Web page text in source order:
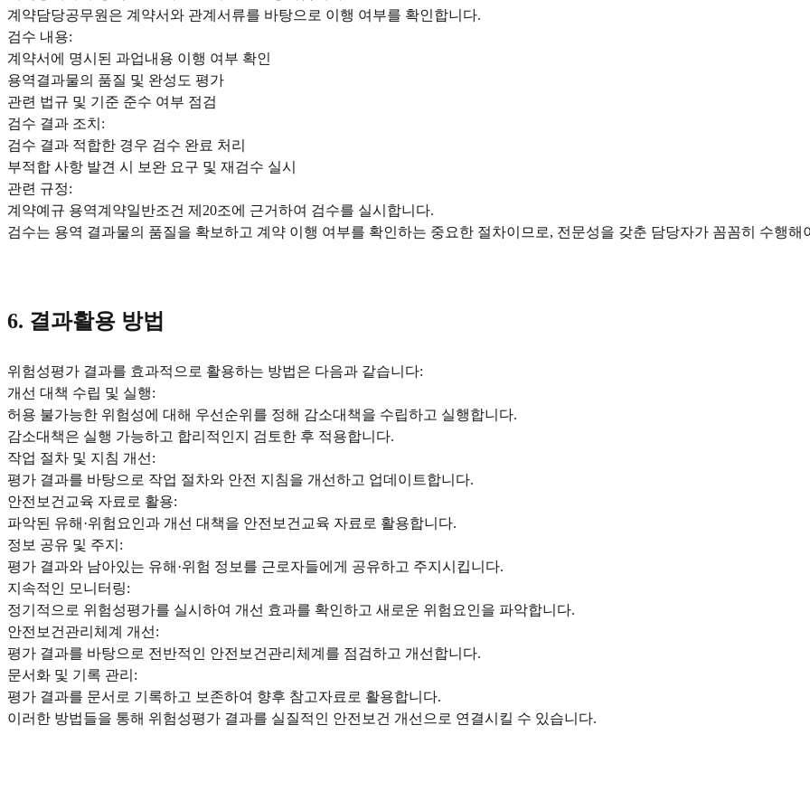
계약담당공무원은 계약서와 관계서류를 바탕으로 이행 여부를 확인합니다.
검수 내용:
계약서에 명시된 과업내용 이행 여부 확인
용역결과물의 품질 및 완성도 평가
관련 법규 및 기준 준수 여부 점검
검수 결과 조치:
검수 결과 적합한 경우 검수 완료 처리
부적합 사항 발견 시 보완 요구 및 재검수 실시
관련 규정:
계약예규 용역계약일반조건 제20조에 근거하여 검수를 실시합니다.
검수는 용역 결과물의 품질을 확보하고 계약 이행 여부를 확인하는 중요한 절차이므로, 전문성을 갖춘 담당자가 꼼꼼히 수행해
6. 결과활용 방법
위험성평가 결과를 효과적으로 활용하는 방법은 다음과 같습니다:
개선 대책 수립 및 실행:
허용 불가능한 위험성에 대해 우선순위를 정해 감소대책을 수립하고 실행합니다.
감소대책은 실행 가능하고 합리적인지 검토한 후 적용합니다.
작업 절차 및 지침 개선:
평가 결과를 바탕으로 작업 절차와 안전 지침을 개선하고 업데이트합니다.
안전보건교육 자료로 활용:
파악된 유해·위험요인과 개선 대책을 안전보건교육 자료로 활용합니다.
정보 공유 및 주지:
평가 결과와 남아있는 유해·위험 정보를 근로자들에게 공유하고 주지시킵니다.
지속적인 모니터링:
정기적으로 위험성평가를 실시하여 개선 효과를 확인하고 새로운 위험요인을 파악합니다.
안전보건관리체계 개선:
평가 결과를 바탕으로 전반적인 안전보건관리체계를 점검하고 개선합니다.
문서화 및 기록 관리:
평가 결과를 문서로 기록하고 보존하여 향후 참고자료로 활용합니다.
이러한 방법들을 통해 위험성평가 결과를 실질적인 안전보건 개선으로 연결시킬 수 있습니다.